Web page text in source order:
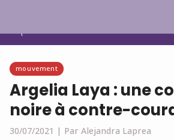
mouvement
Argelia Laya : une
noire à contre-
30/07/2021 | Par Alejandra Laprea